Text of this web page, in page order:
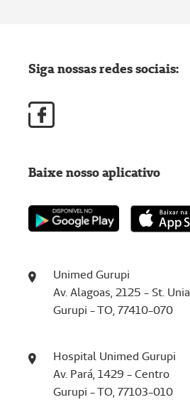
Unimed Gurupi
Av. Alagoas, 2125 - St.
Gurupi - TO, 77410-070
Hospital Unimed Gurupi
Av. Pará, 1429 - Centro
Gurupi - TO, 77103-010
Siga nossas redes sociais:
Baixe nosso aplicativo